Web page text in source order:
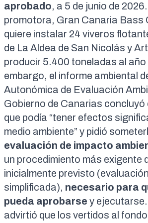
aprobado, a 5 de junio de
promotora, Gran Canaria Bass
quiere instalar 24 viveros
de La Aldea de San Nicolás y
producir 5.400 toneladas al año
embargo, el informe ambiental
Autonómica de Evaluación
Gobierno de Canarias concluyó
que podía “tener efectos
medio ambiente” y pidió
evaluación de impacto
un procedimiento más exigente
inicialmente previsto (
simplificada), necesario para
pueda aprobarse y
advirtió que los vertidos al